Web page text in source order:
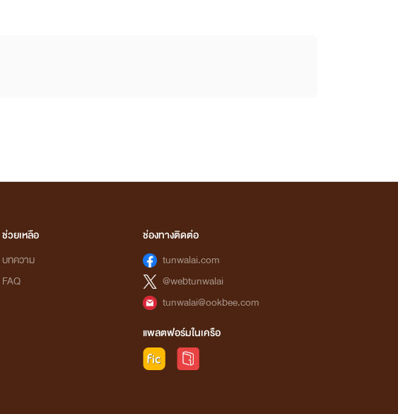
ช่วยเหลือ
บทความ
FAQ
ช่องทางติดต่อ
tunwalai.com
@webtunwalai
tunwalai@ookbee.com
แพลตฟอร์มในเครือ